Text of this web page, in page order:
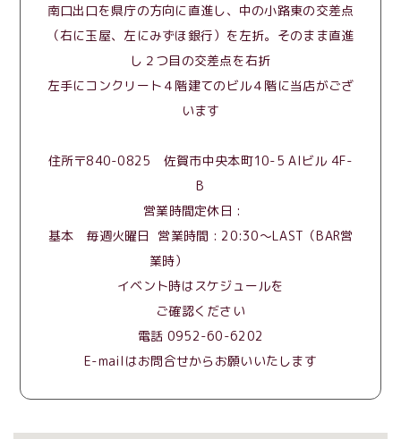
南口出口を県庁の方向に直進し、中の小路東の交差点
（右に玉屋、左にみずほ銀行）を左折。そのまま直進
し２つ目の交差点を右折
左手にコンクリート４階建てのビル４階に当店がござ
います
住所〒840-0825 佐賀市中央本町10-5 AIビル 4F-
B
営業時間定休日 :
基本 毎週火曜日 営業時間 : 20:30〜LAST（BAR営
業時）
イベント時はスケジュールを
ご確認ください
電話 0952-60-6202
E-mailはお問合せからお願いいたします